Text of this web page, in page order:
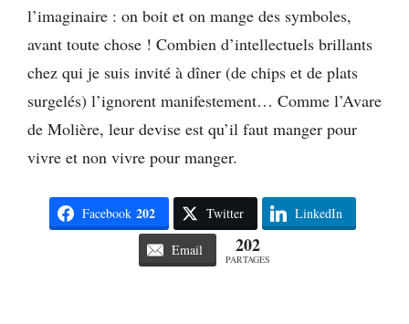
l’imaginaire : on boit et on mange des symboles,
avant toute chose ! Combien d’intellectuels brillants
chez qui je suis invité à dîner (de chips et de plats
surgelés) l’ignorent manifestement… Comme l’Avare
de Molière, leur devise est qu’il faut manger pour
vivre et non vivre pour manger.
Facebook 202 Twitter LinkedIn
Email 202
PARTAGES